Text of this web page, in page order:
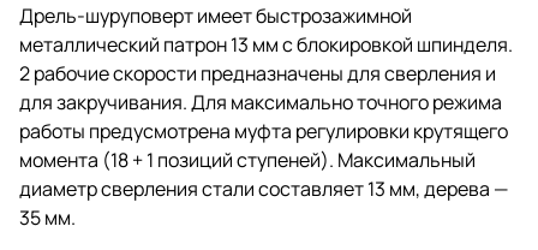
Дрель-шуруповерт имеет быстрозажимной
металлический патрон 13 мм с блокировкой шпинделя.
2 рабочие скорости предназначены для сверления и
для закручивания. Для максимально точного режима
работы предусмотрена муфта регулировки крутящего
момента (18 + 1 позиций ступеней). Максимальный
диаметр сверления стали составляет 13 мм, дерева —
35 мм.